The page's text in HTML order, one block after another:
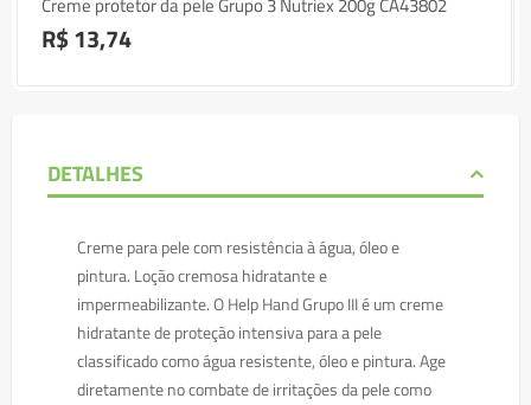
R$ 13,74
DETALHES
Creme para pele com resistência à água, óleo e
pintura. Loção cremosa hidratante e
impermeabilizante. O Help Hand Grupo III é um creme
hidratante de proteção intensiva para a pele
classificado como água resistente, óleo e pintura. Age
diretamente no combate de irritações da pele como